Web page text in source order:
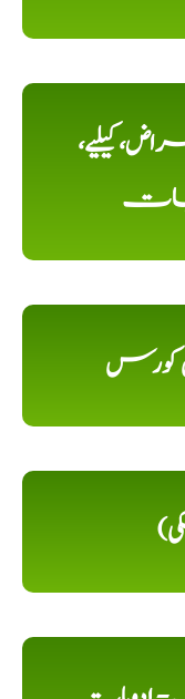
کیلیے،
جات
کورس